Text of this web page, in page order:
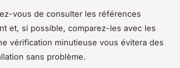
vous de consulter les références
et, si possible, comparez-les avec les
vérification minutieuse vous évitera des
sans problème.